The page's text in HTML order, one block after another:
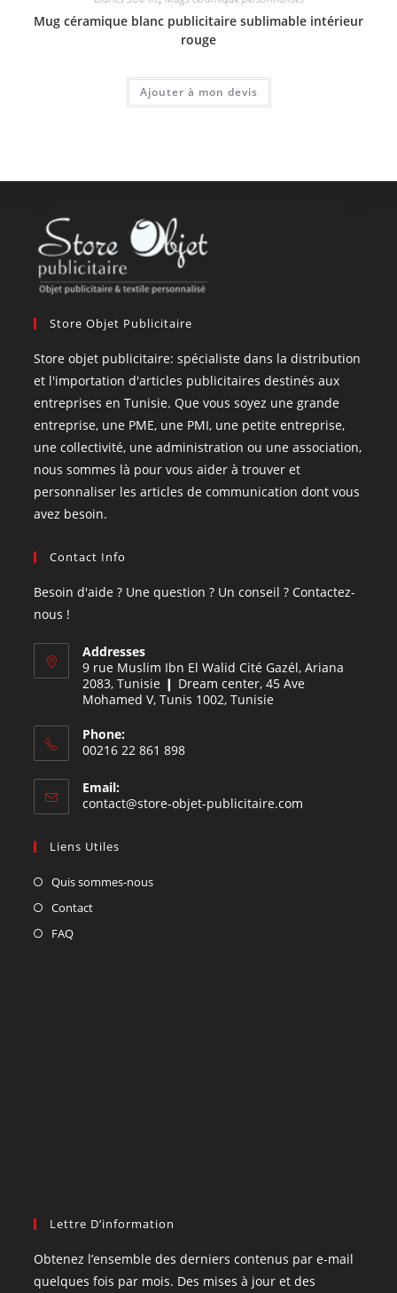
Mug céramique blanc publicitaire sublimable intérieur
rouge
Ajouter à mon devis
Store Objet Publicitaire
Store objet publicitaire: spécialiste dans la distribution
et l'importation d'articles publicitaires destinés aux
entreprises en Tunisie. Que vous soyez une grande
entreprise, une PME, une PMI, une petite entreprise,
une collectivité, une administration ou une association,
nous sommes là pour vous aider à trouver et
personnaliser les articles de communication dont vous
avez besoin.
Contact Info
Besoin d'aide ? Une question ? Un conseil ? Contactez-
nous !
Addresses
9 rue Muslim Ibn El Walid Cité Gazél, Ariana
2083, Tunisie ❙ Dream center, 45 Ave
Mohamed V, Tunis 1002, Tunisie
Phone:
00216 22 861 898
Email:
contact@store-objet-publicitaire.com
Liens Utiles
Quis sommes-nous
Contact
FAQ
Lettre D’information
Obtenez l’ensemble des derniers contenus par e-mail
quelques fois par mois. Des mises à jour et des